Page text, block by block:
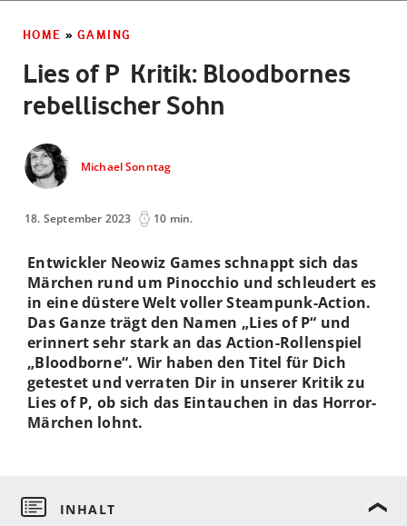
HOME » GAMING
Lies of P ­ Kritik: Bloodbornes
rebellischer Sohn
Michael Sonntag
18. September 2023 10 min.
Entwickler Neowiz Games schnappt sich das
Märchen rund um Pinocchio und schleudert es
in eine düstere Welt voller Steampunk-Action.
Das Ganze trägt den Namen „Lies of P“ und
erinnert sehr stark an das Action-Rollenspiel
„Bloodborne“. Wir haben den Titel für Dich
getestet und verraten Dir in unserer Kritik zu
Lies of P, ob sich das Eintauchen in das Horror-
Märchen lohnt.